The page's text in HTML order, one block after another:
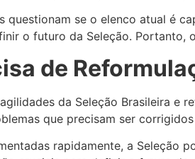
questionam se o elenco atual é
o futuro da Seleção.
de
da Seleção Brasileira e
que precisam ser
rapidamente, a